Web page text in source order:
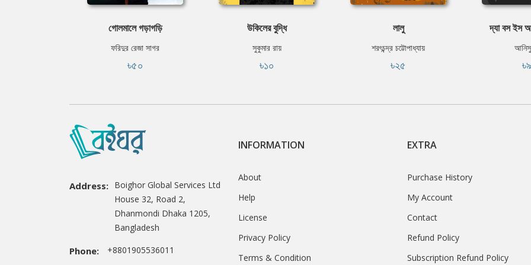
গোলমালে গড়াগড়ি
ফরিদুর রেজা সাগর
৳৫০
উকিলের বুদ্ধি
সুকুমার রায়
৳১০
লালু
শরৎচন্দ্র চট্টোপাধ্যায়
৳২৫
দ্যা বস ইস
Address: Boighor Global Services Ltd
House 32, Road 2,
Dhanmondi Dhaka 1205,
Bangladesh
Phone: +8801905536011
INFORMATION
About
Help
License
Privacy Policy
Terms & Condition
EXTRA
Purchase History
My Account
Contact
Refund Policy
Subscription Refund Policy